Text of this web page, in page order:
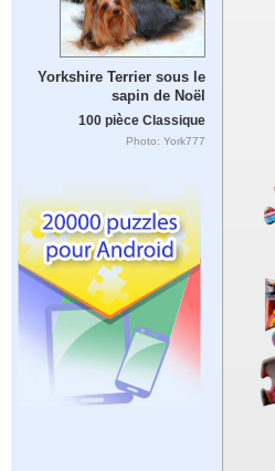
Yorkshire Terrier sous le
sapin de Noël
100 pièce Classique
Photo: York777